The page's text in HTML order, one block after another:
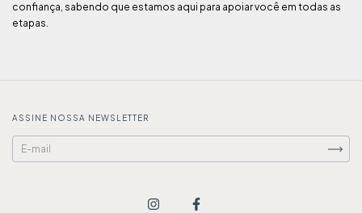
confiança, sabendo que estamos aqui para apoiar você em todas as
etapas.
ASSINE NOSSA NEWSLETTER